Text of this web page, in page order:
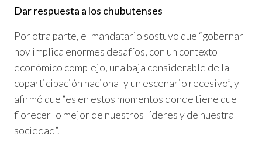
Dar respuesta a los chubutenses
Por otra parte, el mandatario sostuvo que “gobernar
hoy implica enormes desafíos, con un contexto
económico complejo, una baja considerable de la
coparticipación nacional y un escenario recesivo”, y
afirmó que “es en estos momentos donde tiene que
florecer lo mejor de nuestros líderes y de nuestra
sociedad”.